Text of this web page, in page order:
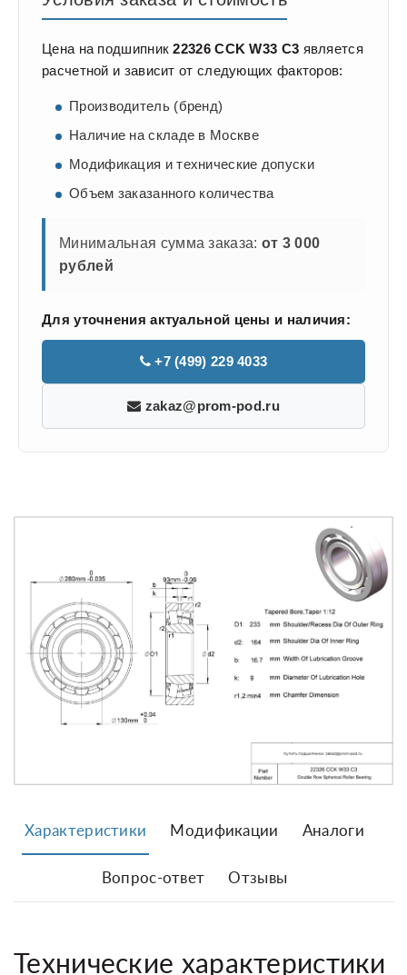
Цена на подшипник22326 CCK W33 C3 является
расчетной и зависит от следующих факторов:
Производитель (бренд)
Наличие на складе в Москве
Модификация и технические допуски
Объем заказанного количества
Минимальная сумма заказа: от 3 000
рублей
Для уточнения актуальной цены и наличия:
+7 (499) 229 4033
zakaz@prom-pod.ru
Характеристики Модификации Аналоги
Вопрос-ответ Отзывы
Технические характеристики